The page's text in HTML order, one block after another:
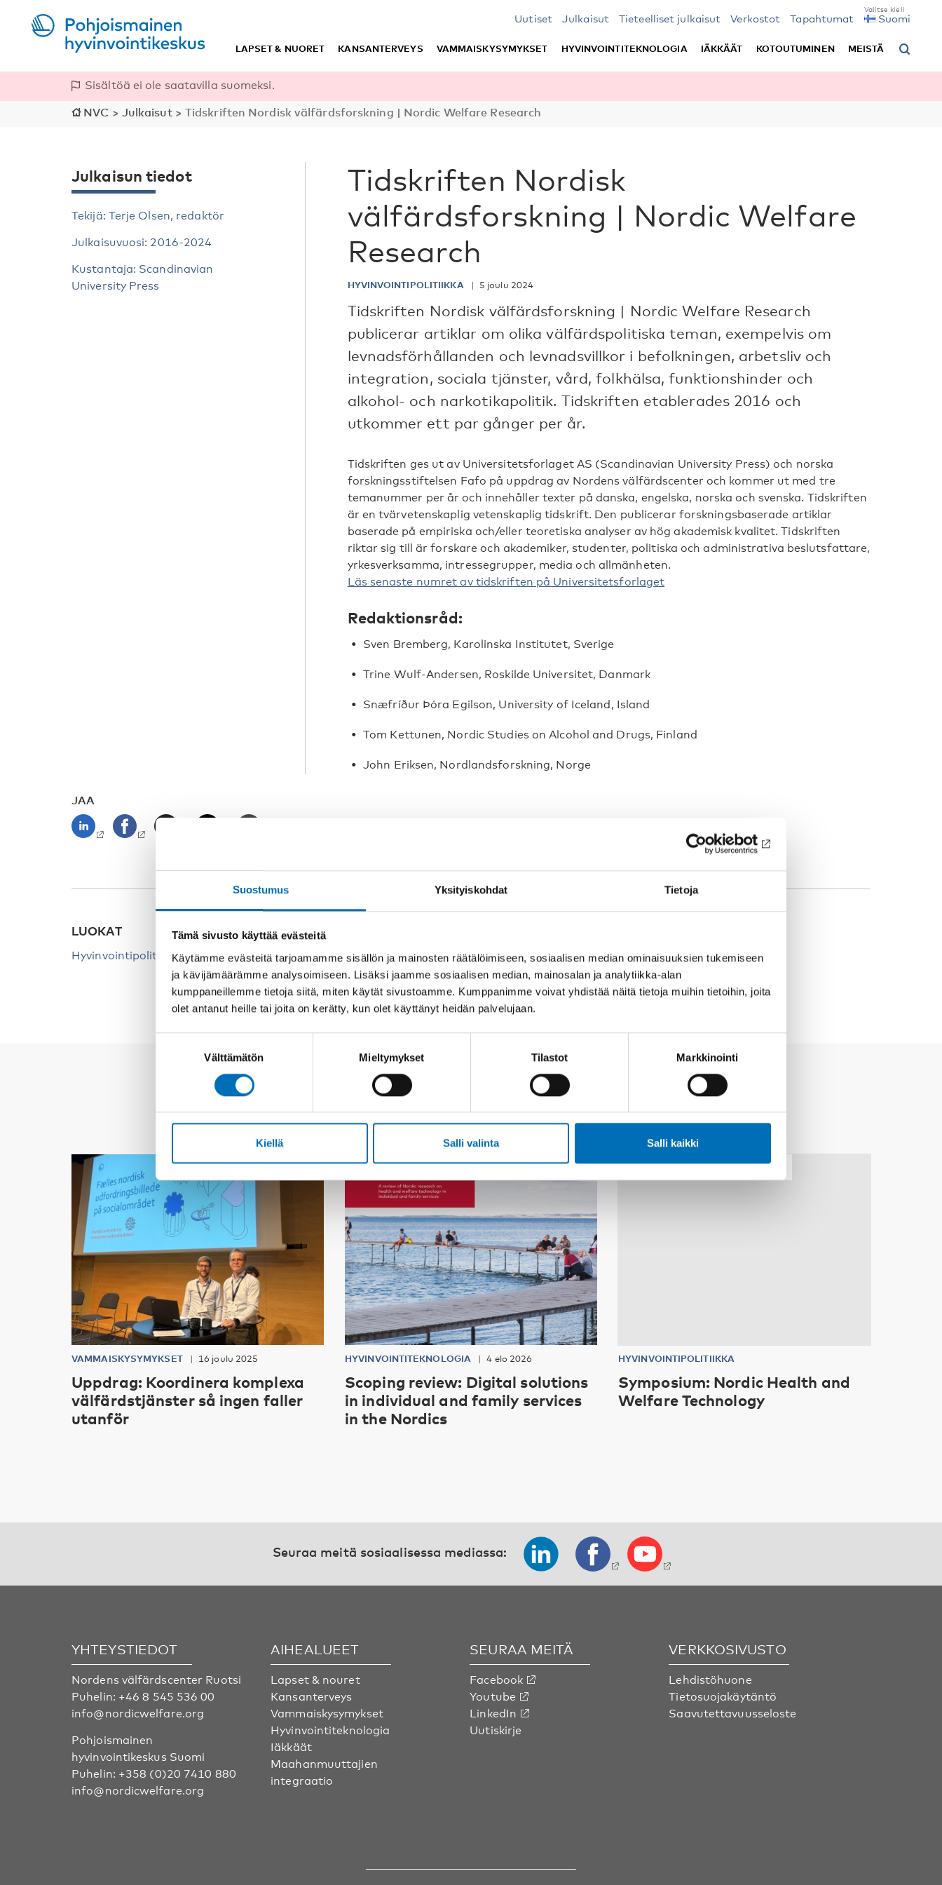
Suostumus Yksityiskohdat Tietoja
Tämä sivusto käyttää evästeitä
Käytämme evästeitä tarjoamamme sisällön ja mainosten räätälöimiseen, sosiaalisen median ominaisuuksien tukemiseen
ja kävijämäärämme analysoimiseen. Lisäksi jaamme sosiaalisen median, mainosalan ja analytiikka-alan
kumppaneillemme tietoja siitä, miten käytät sivustoamme. Kumppanimme voivat yhdistää näitä tietoja muihin tietoihin, joita
olet antanut heille tai joita on kerätty, kun olet käyttänyt heidän palvelujaan.
Välttämätön Mieltymykset Tilastot Markkinointi
Kiellä Salli valinta Salli kaikki
Uutiset Julkaisut Tieteelliset julkaisut Verkostot Tapahtumat Suomi
LAPSET & NUORET KANSANTERVEYS VAMMAISKYSYMYKSET HYVINVOINTITEKNOLOGIA IÄKKÄÄT KOTOUTUMINEN MEISTÄ
Sisältöä ei ole saatavilla suomeksi.
NVC > Julkaisut> Tidskriften Nordisk välfärdsforskning | Nordic Welfare Research
Tidskriften Nordisk
välfärdsforskning | Nordic Welfare
Research
HYVINVOINTIPOLITIIKKA 5 joulu 2024
Tidskriften Nordisk välfärdsforskning | Nordic Welfare Research
publicerar artiklar om olika välfärdspolitiska teman, exempelvis om
levnadsförhållanden och levnadsvillkor i befolkningen, arbetsliv och
integration, sociala tjänster, vård, folkhälsa, funktionshinder och
alkohol- och narkotikapolitik. Tidskriften etablerades 2016 och
utkommer ett par gånger per år.
Tidskriften ges ut av Universitetsforlaget AS (Scandinavian University Press) och norska
forskningsstiftelsen Fafo på uppdrag av Nordens välfärdscenter och kommer ut med tre
temanummer per år och innehåller texter på danska, engelska, norska och svenska. Tidskriften
är en tvärvetenskaplig vetenskaplig tidskrift. Den publicerar forskningsbaserade artiklar
baserade på empiriska och/eller teoretiska analyser av hög akademisk kvalitet. Tidskriften
riktar sig till är forskare och akademiker, studenter, politiska och administrativa beslutsfattare,
yrkesverksamma, intressegrupper, media och allmänheten.
Läs senaste numret av tidskriften på Universitetsforlaget
Redaktionsråd:
Sven Bremberg, Karolinska Institutet, Sverige
Trine Wulf-Andersen, Roskilde Universitet, Danmark
Snæfríður Þóra Egilson, University of Iceland, Island
Tom Kettunen, Nordic Studies on Alcohol and Drugs, Finland
John Eriksen, Nordlandsforskning, Norge
Julkaisun tiedot
Tekijä: Terje Olsen, redaktör
Julkaisuvuosi: 2016-2024
Kustantaja: Scandinavian
University Press
JAA
LUOKAT
Hyvinvointipolitiikka
Asiaan liittyvää sisältöä
VAMMAISKYSYMYKSET 16 joulu 2025
Uppdrag: Koordinera komplexa
välfärdstjänster så ingen faller
utanför
HYVINVOINTITEKNOLOGIA 4 elo 2026
Scoping review: Digital solutions
in individual and family services
in the Nordics
30 MARRAS 1 JOULU 2026
HYVINVOINTIPOLITIIKKA
Symposium: Nordic Health and
Welfare Technology
Seuraa meitä sosiaalisessa mediassa:
YHTEYSTIEDOT
Nordens välfärdscenter Ruotsi
Puhelin: +46 8 545 536 00
info@nordicwelfare.org
Pohjoismainen
hyvinvointikeskus Suomi
Puhelin: +358 (0)20 7410 880
info@nordicwelfare.org
AIHEALUEET
Lapset & nouret
Kansanterveys
Vammaiskysymykset
Hyvinvointiteknologia
Iäkkäät
Maahanmuuttajien
integraatio
SEURAA MEITÄ
Facebook
Youtube
LinkedIn
Uutiskirje
VERKKOSIVUSTO
Lehdistöhuone
Tietosuojakäytäntö
Saavutettavuusseloste